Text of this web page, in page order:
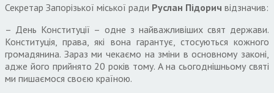
Секретар Запорізької міської ради Руслан Підорич відзначив:
– День Конституції – одне з найважливіших свят держави.
Конституція, права, які вона гарантує, стосуються кожного
громадянина. Зараз ми чекаємо на зміни в основному законі,
адже його прийнято 20 років тому. А на сьогоднішньому святі
ми пишаємося своєю країною.